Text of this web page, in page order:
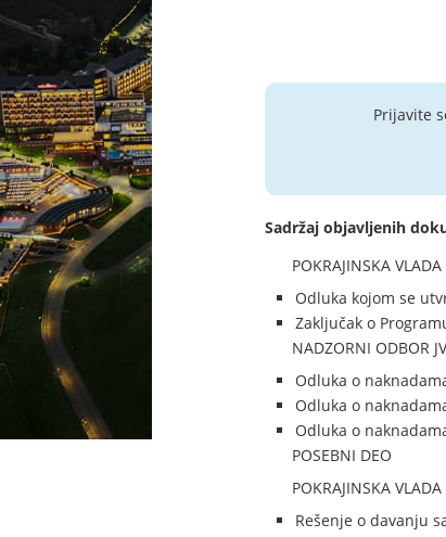
Prijavite
Sadržaj objavljenih
POKRAJINSKA VLADA
Odluka kojom se
Zaključak o
NADZORNI ODBOR
Odluka o
Odluka o
Odluka o
POSEBNI DEO
POKRAJINSKA VLADA
Rešenje o davanju